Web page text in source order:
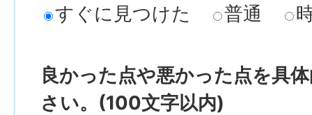
すぐに見つけた
普通
良かった点や悪かった点を具
さい。(100文字以内)